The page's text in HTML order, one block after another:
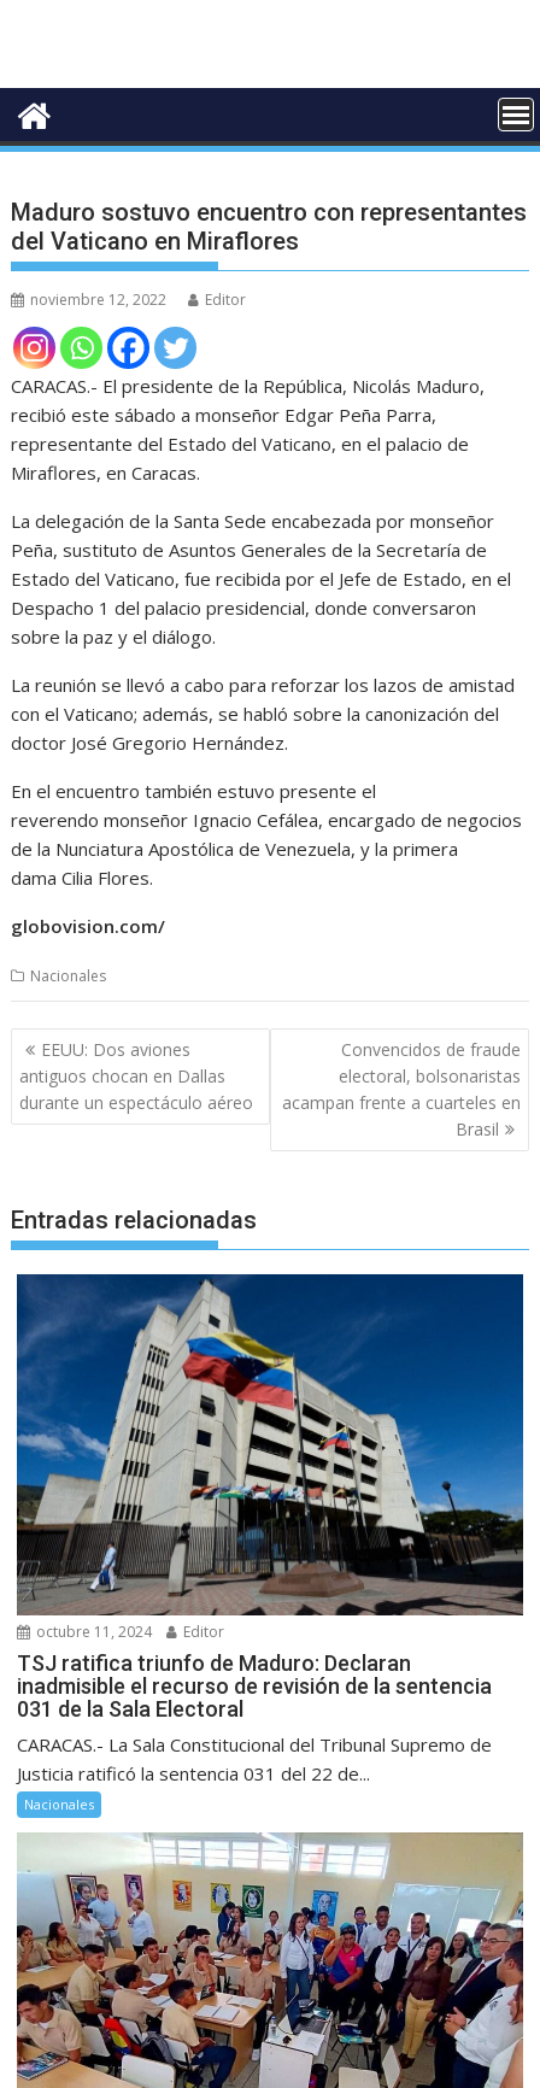
Maduro sostuvo encuentro con representantes
del Vaticano en Miraflores
noviembre 12, 2022 Editor
CARACAS.- El presidente de la República, Nicolás Maduro,
recibió este sábado a monseñor Edgar Peña Parra,
representante del Estado del Vaticano, en el palacio de
Miraflores, en Caracas.
La delegación de la Santa Sede encabezada por monseñor
Peña, sustituto de Asuntos Generales de la Secretaría de
Estado del Vaticano, fue recibida por el Jefe de Estado, en el
Despacho 1 del palacio presidencial, donde conversaron
sobre la paz y el diálogo.
La reunión se llevó a cabo para reforzar los lazos de amistad
con el Vaticano; además, se habló sobre la canonización del
doctor José Gregorio Hernández.
En el encuentro también estuvo presente el
reverendo monseñor Ignacio Cefálea, encargado de negocios
de la Nunciatura Apostólica de Venezuela, y la primera
dama Cilia Flores.
globovision.com/
Nacionales
Navegación
de
entradas
EEUU: Dos aviones
antiguos chocan en Dallas
durante un espectáculo aéreo
Convencidos de fraude
electoral, bolsonaristas
acampan frente a cuarteles en
Brasil
Entradas relacionadas
octubre 11, 2024 Editor
TSJ ratifica triunfo de Maduro: Declaran
inadmisible el recurso de revisión de la sentencia
031 de la Sala Electoral
CARACAS.- La Sala Constitucional del Tribunal Supremo de
Justicia ratificó la sentencia 031 del 22 de...
Nacionales